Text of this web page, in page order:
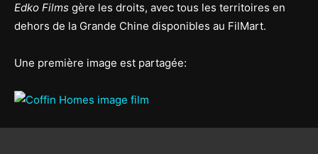
Edko Films gère les droits, avec tous les territoires en
dehors de la Grande Chine disponibles au FilMart.
Une première image est partagée: